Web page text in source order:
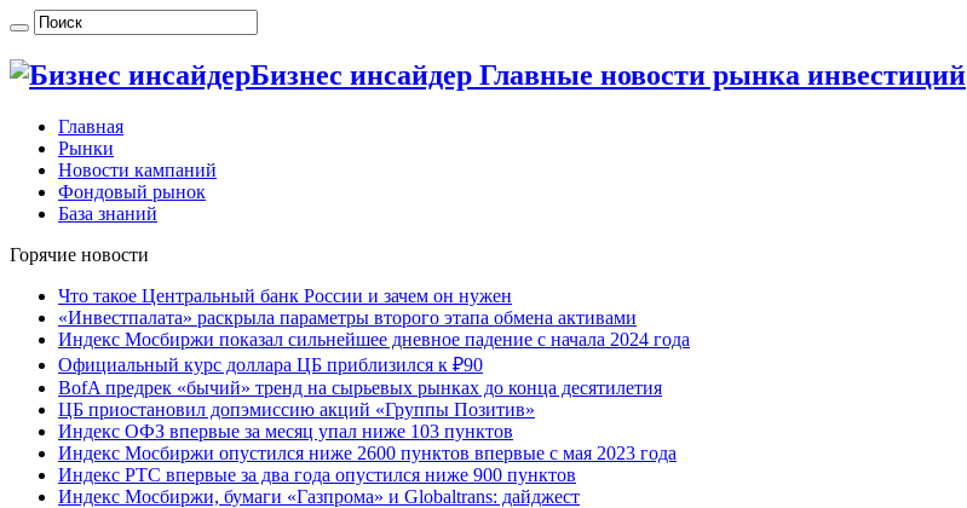
Бизнес инсайдер Главные новости рынка инвестиций
Главная
Рынки
Новости кампаний
Фондовый рынок
База знаний
Горячие новости
Что такое Центральный банк России и зачем он нужен
«Инвестпалата» раскрыла параметры второго этапа обмена активами
Индекс Мосбиржи показал сильнейшее дневное падение с начала 2024 года
Официальный курс доллара ЦБ приблизился к ₽90
BofA предрек «бычий» тренд на сырьевых рынках до конца десятилетия
ЦБ приостановил допэмиссию акций «Группы Позитив»
Индекс ОФЗ впервые за месяц упал ниже 103 пунктов
Индекс Мосбиржи опустился ниже 2600 пунктов впервые с мая 2023 года
Индекс РТС впервые за два года опустился ниже 900 пунктов
Индекс Мосбиржи, бумаги «Газпрома» и Globaltrans: дайджест